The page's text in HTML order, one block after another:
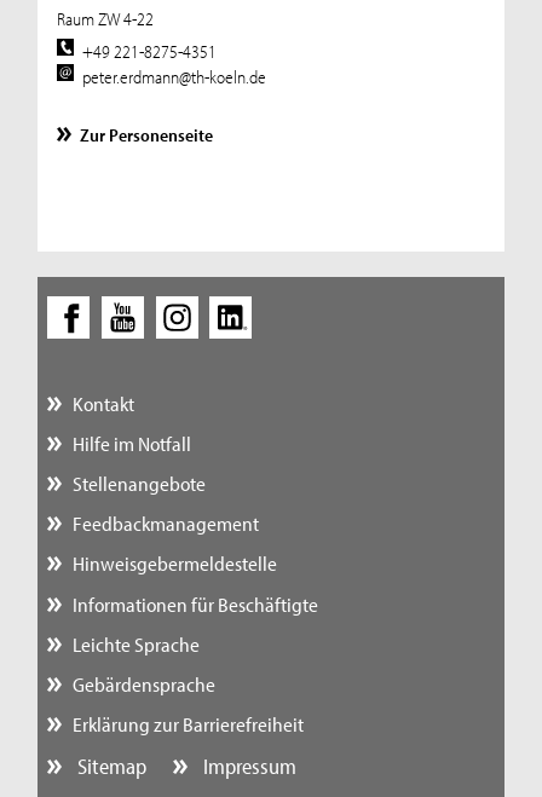
Raum ZW 4-22
+49 221-8275-4351
peter.erdmann@th-koeln.de
Zur Personenseite
Kontakt
Hilfe im Notfall
Stellenangebote
Feedbackmanagement
Hinweisgebermeldestelle
Informationen für Beschäftigte
Leichte Sprache
Gebärdensprache
Erklärung zur Barrierefreiheit
Sitemap
Impressum